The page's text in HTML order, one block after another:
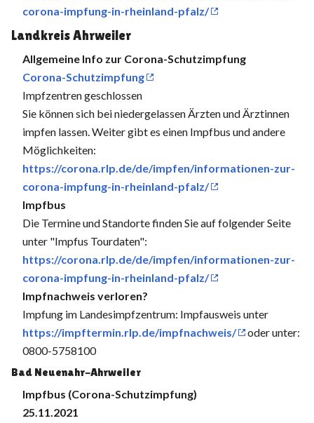
corona-impfung-in-rheinland-pfalz/
Landkreis Ahrweiler
Allgemeine Info zur Corona-Schutzimpfung
Corona-Schutzimpfung
Impfzentren geschlossen
Sie können sich bei niedergelassen Ärzten und Ärztinnen
impfen lassen. Weiter gibt es einen Impfbus und andere
Möglichkeiten:
https://corona.rlp.de/de/impfen/informationen-zur-
corona-impfung-in-rheinland-pfalz/
Impfbus
Die Termine und Standorte finden Sie auf folgender Seite
unter "Impfus Tourdaten":
https://corona.rlp.de/de/impfen/informationen-zur-
corona-impfung-in-rheinland-pfalz/
Impfnachweis verloren?
Impfung im Landesimpfzentrum: Impfausweis unter
https://impftermin.rlp.de/impfnachweis/
oder unter:
0800-5758100
Bad Neuenahr-Ahrweiler
Impfbus (Corona-Schutzimpfung)
25.11.2021